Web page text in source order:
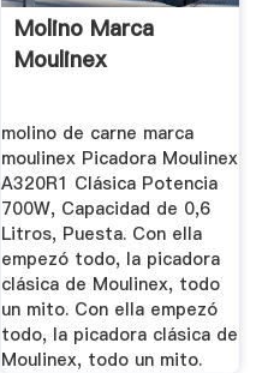
Molino Marca
Moulinex
molino de carne marca
moulinex Picadora Moulinex
A320R1 Clásica Potencia
700W, Capacidad de 0,6
Litros, Puesta. Con ella
empezó todo, la picadora
clásica de Moulinex, todo
un mito. Con ella empezó
todo, la picadora clásica de
Moulinex, todo un mito.